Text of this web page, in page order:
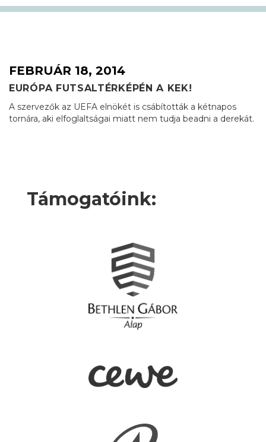
FEBRUÁR 18, 2014
EURÓPA FUTSALTÉRKÉPÉN A KEK!
A szervezők az UEFA elnökét is csábították a kétnapos
tornára, aki elfoglaltságai miatt nem tudja beadni a derekát.
Támogatóink: